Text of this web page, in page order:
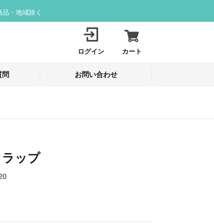
・地域除く
ログイン カート
問 お問い合わせ
ップ